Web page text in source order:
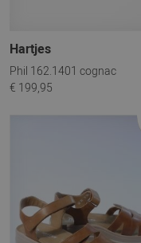
Hartjes
Phil 162.1401 cognac
€ 199,95